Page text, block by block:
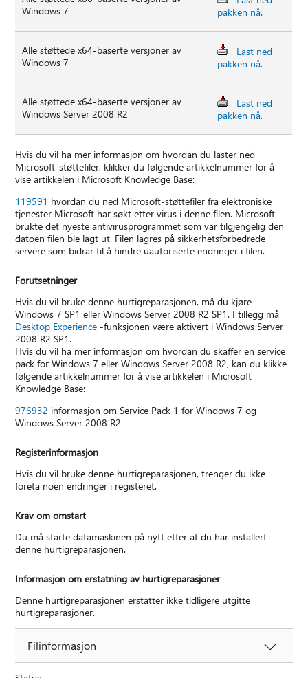
Windows 7
pakken nå.
Alle støttede x64-baserte versjoner av
Windows 7
Last ned
pakken nå.
Alle støttede x64-baserte versjoner av
Windows Server 2008 R2
Last ned
pakken nå.
Hvis du vil ha mer informasjon om hvordan du laster ned
Microsoft-støttefiler, klikker du følgende artikkelnummer for å
vise artikkelen i Microsoft Knowledge Base:
119591 hvordan du ned Microsoft-støttefiler fra elektroniske
tjenester Microsoft har søkt etter virus i denne filen. Microsoft
brukte det nyeste antivirusprogrammet som var tilgjengelig den
datoen filen ble lagt ut. Filen lagres på sikkerhetsforbedrede
servere som bidrar til å hindre uautoriserte endringer i filen.
Forutsetninger
Hvis du vil bruke denne hurtigreparasjonen, må du kjøre
Windows 7 SP1 eller Windows Server 2008 R2 SP1. I tillegg må
Desktop Experience -funksjonen være aktivert i Windows Server
2008 R2 SP1.
Hvis du vil ha mer informasjon om hvordan du skaffer en service
pack for Windows 7 eller Windows Server 2008 R2, kan du klikke
følgende artikkelnummer for å vise artikkelen i Microsoft
Knowledge Base:
976932 informasjon om Service Pack 1 for Windows 7 og
Windows Server 2008 R2
Registerinformasjon
Hvis du vil bruke denne hurtigreparasjonen, trenger du ikke
foreta noen endringer i registeret.
Krav om omstart
Du må starte datamaskinen på nytt etter at du har installert
denne hurtigreparasjonen.
Informasjon om erstatning av hurtigreparasjoner
Denne hurtigreparasjonen erstatter ikke tidligere utgitte
hurtigreparasjoner.
Filinformasjon